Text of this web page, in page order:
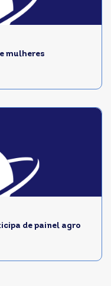
mulheres
de painel agro